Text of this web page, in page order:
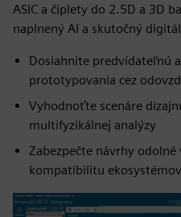
ASIC a čiplety do 2.5D a 3D
naplnený AI a skutočný
Dosiahnite predvídateľnú
prototypovania cez
Vyhodnoťte scenáre
multifyzikálnej analýzy
Zabezpečte návrhy
kompatibilitu ekosystémov